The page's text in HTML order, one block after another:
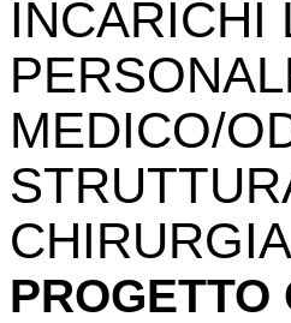
INCARICHI
MEDICO/
PROGETTO